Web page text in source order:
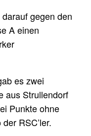
gegen den
A einen
es zwei
aus Strullendorf
Punkte ohne
RSC’ler.